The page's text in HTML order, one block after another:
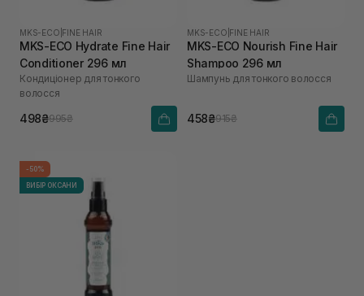
MKS-ECO FINE HAIR
MKS-ECO Hydrate Fine Hair
Conditioner 296 мл
Кондиціонер для тонкого
волосся
498₴995₴
MKS-ECO FINE HAIR
MKS-ECO Nourish Fine Hair
Shampoo 296 мл
Шампунь для тонкого волосся
458₴915₴
-50%
ВИБІР ОКСАНИ